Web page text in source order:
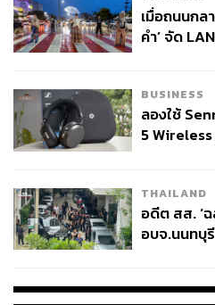
พิสูจน์อักษร: พรนภัส ชำนาญค้า
เมื่อถนนกล
คำ’ จัด
BUSINESS
ลองใช้
5
THAILAND
อดีต สส. ‘
อบจ.นนทบุ